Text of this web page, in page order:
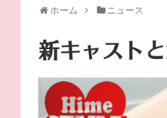
ホーム ニュース
新キャスト